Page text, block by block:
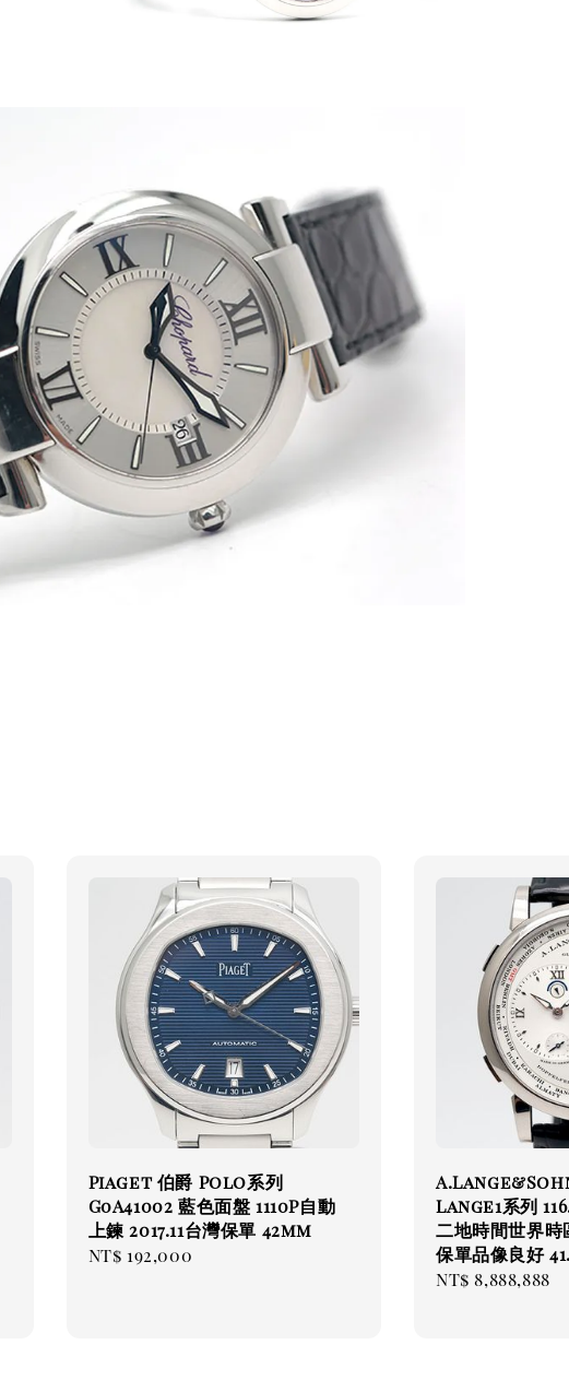
Piaget 伯爵 Polo系列
G0A41002 藍色面盤 1110P自動
上鍊 2017.11台灣保單 42mm
Regular
NT$ 192,000
Lange1系列
二地時間世界時
保單品像良好
Regular
NT$ 8,888,888